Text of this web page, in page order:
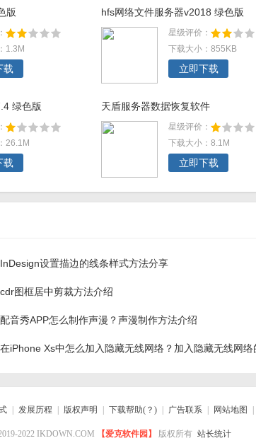
版
1.3M
载
hfs网络文件服务器v2018 绿色版
星级评价：
下载大小：855KB
立即下载
绿色版
26.1M
载
天盾服务器数据恢复软件
星级评价：
下载大小：8.1M
立即下载
InDesign设置描边的线条样式方法分享
cdr图框居中剪裁方法介绍
配音秀APP怎么制作声漫？声漫制作方法介绍
在iPhone Xs中怎么加入隐藏无线网络？加入隐藏无线网络
发展历程 版权声明 下载帮助(？) 广告联系 网站地图
2022 IKDOWN.COM 【爱克软件园】 版权所有 站长统计